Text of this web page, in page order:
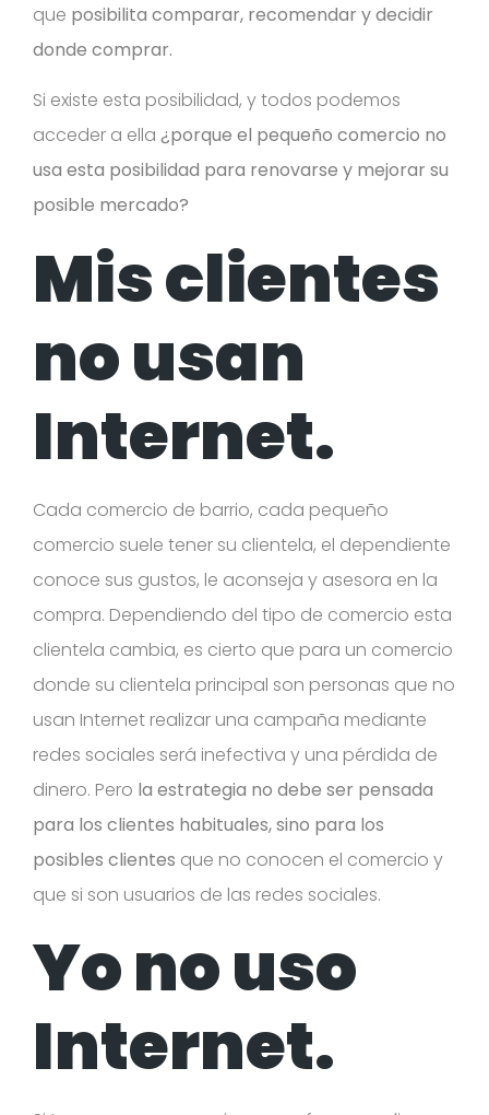
que posibilita comparar, recomendar y decidir
donde comprar.
Si existe esta posibilidad, y todos podemos
acceder a ella ¿porque el pequeño comercio no
usa esta posibilidad para renovarse y mejorar su
posible mercado?
Mis clientes
no usan
Internet.
Cada comercio de barrio, cada pequeño
comercio suele tener su clientela, el dependiente
conoce sus gustos, le aconseja y asesora en la
compra. Dependiendo del tipo de comercio esta
clientela cambia, es cierto que para un comercio
donde su clientela principal son personas que no
usan Internet realizar una campaña mediante
redes sociales será inefectiva y una pérdida de
dinero. Pero la estrategia no debe ser pensada
para los clientes habituales, sino para los
posibles clientes que no conocen el comercio y
que si son usuarios de las redes sociales.
Yo no uso
Internet.